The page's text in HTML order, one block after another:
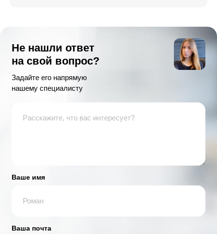
Не нашли ответ
на свой вопрос?
Задайте его напрямую
нашему специалисту
Ваше имя
Ваша почта